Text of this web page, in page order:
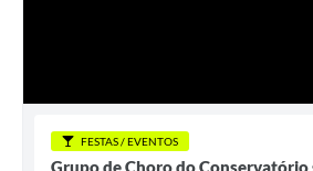
FESTAS / EVENTOS
Grupo de Choro do Conservatório